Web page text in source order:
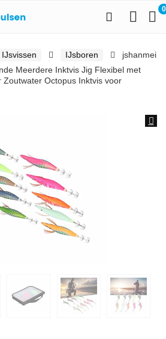
0
IJsvissen IJsboren
jshanmei
Meerdere Inktvis Jig Flexibel met
Zoutwater Octopus Inktvis voor